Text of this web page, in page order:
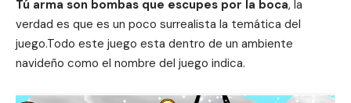
Tú arma son bombas que escupes por la boca, la
verdad es que es un poco surrealista la temática del
juego.Todo este juego esta dentro de un ambiente
navideño como el nombre del juego indica.